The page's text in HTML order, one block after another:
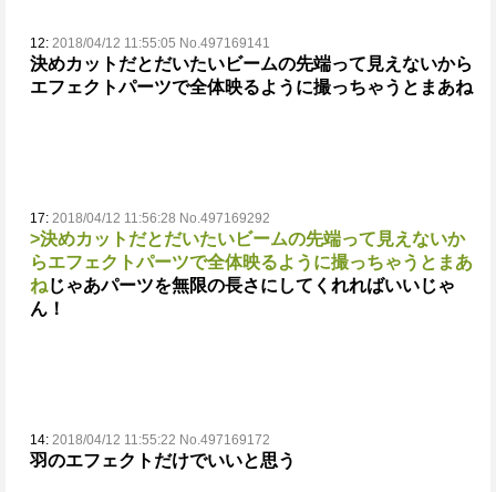
12: 2018/04/12 11:55:05 No.497169141
決めカットだとだいたいビームの先端って見えないから
エフェクトパーツで全体映るように撮っちゃうとまあね
17: 2018/04/12 11:56:28 No.497169292
>決めカットだとだいたいビームの先端って見えないか
らエフェクトパーツで全体映るように撮っちゃうとまあ
ねじゃあパーツを無限の長さにしてくれればいいじゃ
ん！
14: 2018/04/12 11:55:22 No.497169172
羽のエフェクトだけでいいと思う